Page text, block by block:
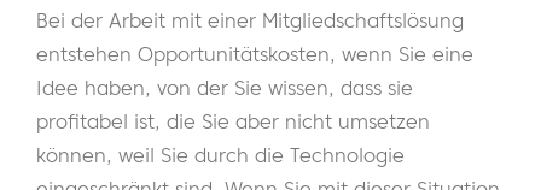
Bei der Arbeit mit einer Mitgliedschaftslösung
entstehen Opportunitätskosten, wenn Sie eine
Idee haben, von der Sie wissen, dass sie
profitabel ist, die Sie aber nicht umsetzen
können, weil Sie durch die Technologie